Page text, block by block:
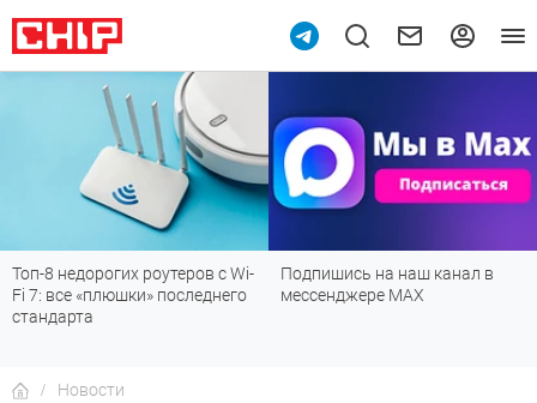
Топ-8 недорогих роутеров с Wi-
Fi 7: все «плюшки» последнего
стандарта
Подпишись на наш канал в
мессенджере МАХ
Новости